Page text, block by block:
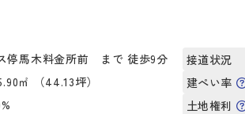
停馬木料金所前 まで 徒歩9分 接道状況
㎡ （44.13坪） 建ぺい率
土地権利